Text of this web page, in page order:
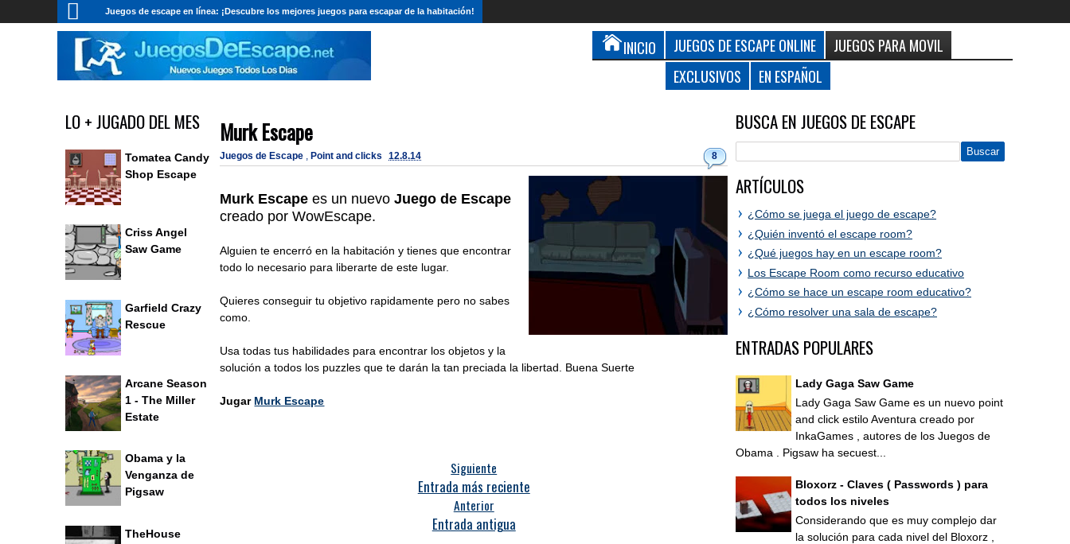
Juegos de escape en línea: ¡Descubre los mejores juegos para escapar de la habitación!
INICIO JUEGOS DE ESCAPE ONLINE
JUEGOS PARA MOVIL
EXCLUSIVOS
EN ESPAÑOL
Murk Escape
8
Juegos de Escape , Point and clicks 12.8.14
Murk Escape es un nuevoJuego de Escape
creado por WowEscape.
Alguien te encerró en la habitación y tienes que encontrar
todo lo necesario para liberarte de este lugar.
Quieres conseguir tu objetivo rapidamente pero no sabes
como.
Usa todas tus habilidades para encontrar los objetos y la
solución a todos los puzzles que te darán la tan preciada la libertad. Buena Suerte
Jugar Murk Escape
Siguiente
Entrada más reciente
Anterior
Entrada antigua
LO + JUGADO DEL MES
Tomatea Candy
Shop Escape
Criss Angel
Saw Game
Garfield Crazy
Rescue
Arcane Season
1 - The Miller
Estate
Obama y la
Venganza de
Pigsaw
TheHouse
BUSCA EN JUEGOS DE ESCAPE
ARTÍCULOS
¿Cómo se juega el juego de escape?
¿Quién inventó el escape room?
¿Qué juegos hay en un escape room?
Los Escape Room como recurso educativo
¿Cómo se hace un escape room educativo?
¿Cómo resolver una sala de escape?
ENTRADAS POPULARES
Lady Gaga Saw Game
Lady Gaga Saw Game es un nuevo point
and click estilo Aventura creado por
InkaGames , autores de los Juegos de
Obama . Pigsaw ha secuest...
Bloxorz - Claves ( Passwords ) para
todos los niveles
Considerando que es muy complejo dar
la solución para cada nivel del Bloxorz ,